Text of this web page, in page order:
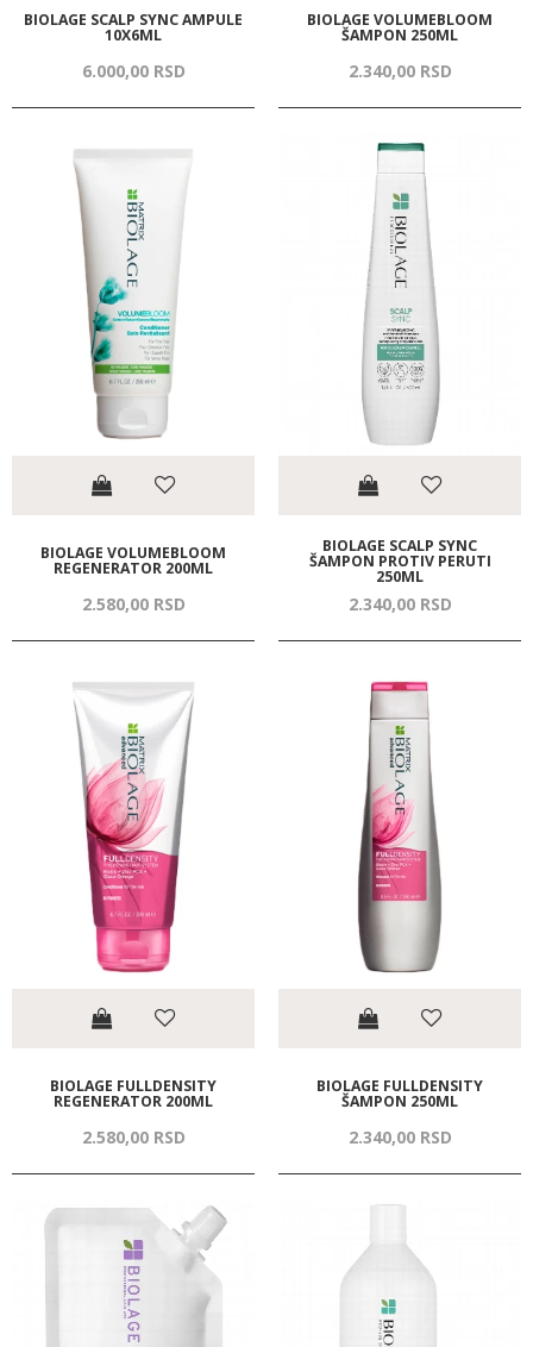
BIOLAGE SCALP SYNC AMPULE
10X6ML
6.000,00 RSD
BIOLAGE VOLUMEBLOOM
ŠAMPON 250ML
2.340,00 RSD
BIOLAGE VOLUMEBLOOM
REGENERATOR 200ML
2.580,00 RSD
BIOLAGE SCALP SYNC
ŠAMPON PROTIV PERUTI
250ML
2.340,00 RSD
BIOLAGE FULLDENSITY
REGENERATOR 200ML
2.580,00 RSD
BIOLAGE FULLDENSITY
ŠAMPON 250ML
2.340,00 RSD